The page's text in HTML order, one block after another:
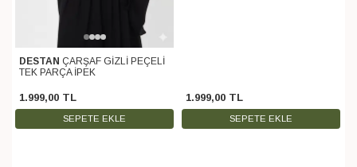
DESTAN ÇARŞAF GİZLİ PEÇELİ
TEK PARÇA İPEK
1.999,00 TL
SEPETE EKLE
1.999,00 TL
SEPETE EKLE